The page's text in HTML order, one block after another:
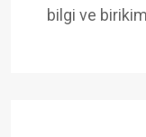
bilgi ve